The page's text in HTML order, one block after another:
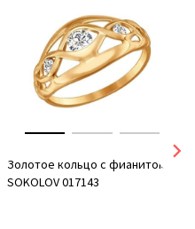
Золотое кольцо с фианитом
SOKOLOV 017143